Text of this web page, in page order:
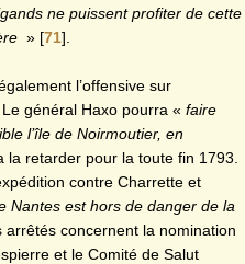
ne puissent profiter de cette
» [71].
l’offensive sur
général Haxo pourra « faire
l’île de Noirmoutier, en
la retarder pour la toute fin 1793.
contre Charrette et
Nantes est hors de danger de la
arrêtés concernent la nomination
et le Comité de Salut